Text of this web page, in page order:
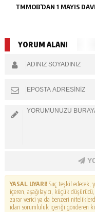
TMMOB’DAN 1 MAYIS
YORUM ALANI
YASAL UYARI!Suç teşkil edecek,
içeren, aşağılayıcı, küçük
zarar verici ya da benzeri
idari sorumluluk içeriği gönderen